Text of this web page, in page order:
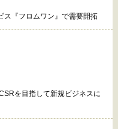
ス『フロムワン』で需要開拓
を目指して新規ビジネスに